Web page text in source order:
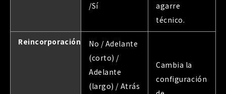
/Sí
agarre
técnico.
Reincorporación
No / Adelante
(corto) /
Adelante
(largo) / Atrás
Cambia la
configuración